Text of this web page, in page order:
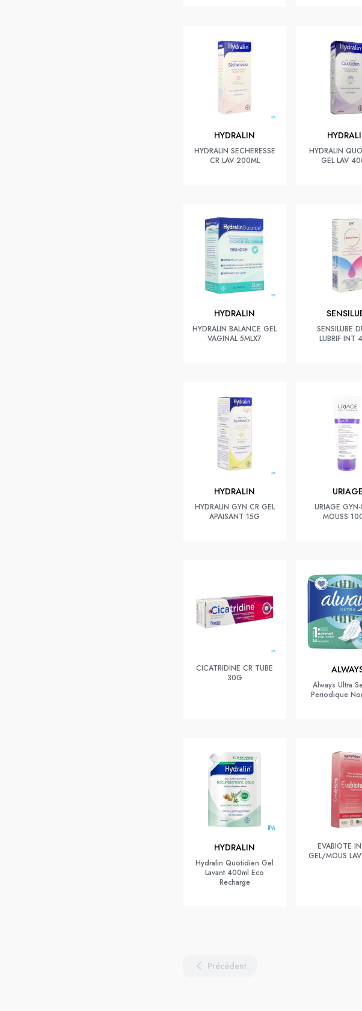
HYDRALIN
HYDRALIN SECHERESSE
CR LAV 200ML
HYDRALIN
GEL LAV
HYDRALIN
HYDRALIN BALANCE GEL
VAGINAL 5MLX7
SENSILUBE
LUBRIF INT
HYDRALIN
HYDRALIN GYN CR GEL
APAISANT 15G
URIAGE
URIAGE
MOUSS
CICATRIDINE CR TUBE
30G
Always Ultra
Periodique
HYDRALIN
Hydralin Quotidien Gel
Lavant 400ml Eco
Recharge
EVABIOTE
GEL/MOUS
Précédent